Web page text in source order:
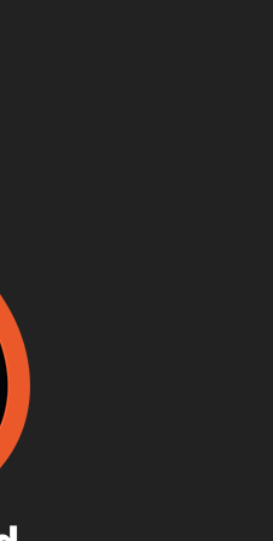
és homár
meghálálja!